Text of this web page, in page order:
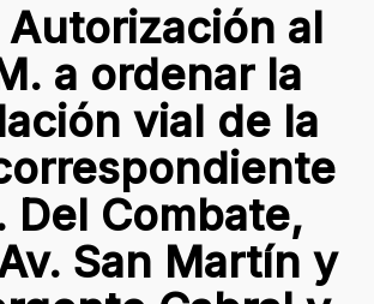
Autorización al
a ordenar la
vial de la
Del Combate,
San Martín y